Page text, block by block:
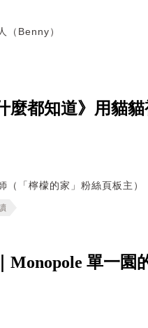
（Benny）
麼都知道》用貓
（「檸檬的家」粉絲頁板主）
Monopole 單一園